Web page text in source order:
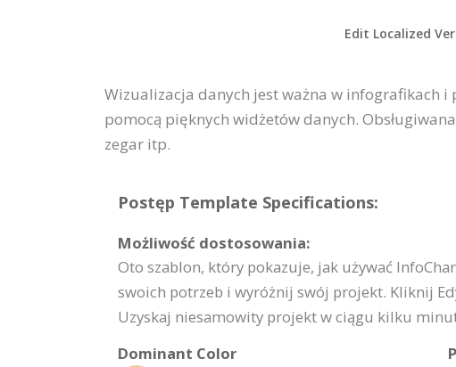
Edit Localized
Wizualizacja danych jest ważna w infografikach
pomocą pięknych widżetów danych.
zegar itp.
Postęp Template Specifications:
Możliwość dostosowania:
Oto szablon, który pokazuje, jak używać
swoich potrzeb i wyróżnij swój projekt. Kliknij
Uzyskaj niesamowity projekt w ciągu kilku
Dominant Color